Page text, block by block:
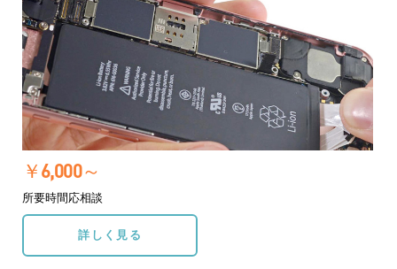
￥6,000～
所要時間応相談
詳しく見る